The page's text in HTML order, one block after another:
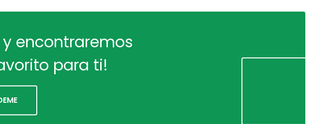
y encontraremos
para ti!